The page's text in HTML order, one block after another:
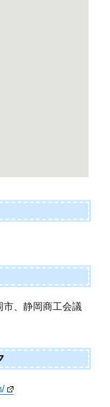
、静岡商工会議